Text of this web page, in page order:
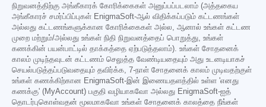
நிறுவனத்திற்கு அங்கீகாரக் கோரிக்கைகள் அனுப்பப்படலாம் (அத்தகைய
அங்கீகாரச் சமர்ப்பிப்புகள் EnigmaSoft-ஆல் விதிக்கப்படும் கட்டணங்கள்
அல்லது கட்டணங்களுக்கான கோரிக்கைகள் அல்ல, ஆனால் உங்கள் கட்டண
முறை மற்றும்/அல்லது உங்கள் நிதி நிறுவனத்தைப் பொறுத்து, உங்கள்
கணக்கின் பயன்பாட்டில் தாக்கத்தை ஏற்படுத்தலாம்). உங்கள் சோதனைக்
காலம் முடிந்தவுடன் கட்டணம் செலுத்த வேண்டியதையும் அது உடனடியாகச்
செயல்படுத்தப்படுவதையும் தவிர்க்க, 7-நாள் சோதனைக் காலம் முடிவதற்குள்
உங்கள் கணக்கிற்கான EnigmaSoft-இன் இணையதளத்தில் உள்ள 'எனது
கணக்கு' (MyAccount) பகுதி வழியாகவோ அல்லது EnigmaSoft-ஐத்
தொடர்புகொள்வதன் மூலமாகவோ உங்கள் சோதனைக் காலத்தை நீங்கள்